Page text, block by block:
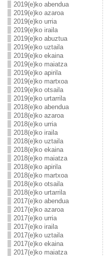
2019(e)ko abendua
2019(e)ko azaroa
2019(e)ko urria
2019(e)ko iraila
2019(e)ko abuztua
2019(e)ko uztaila
2019(e)ko ekaina
2019(e)ko maiatza
2019(e)ko apirila
2019(e)ko martxoa
2019(e)ko otsaila
2019(e)ko urtarrila
2018(e)ko abendua
2018(e)ko azaroa
2018(e)ko urria
2018(e)ko iraila
2018(e)ko uztaila
2018(e)ko ekaina
2018(e)ko maiatza
2018(e)ko apirila
2018(e)ko martxoa
2018(e)ko otsaila
2018(e)ko urtarrila
2017(e)ko abendua
2017(e)ko azaroa
2017(e)ko urria
2017(e)ko iraila
2017(e)ko uztaila
2017(e)ko ekaina
2017(e)ko maiatza